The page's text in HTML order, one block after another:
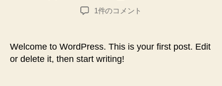
稿
Hello
1件のコメント
Welcome to WordPress. This is your first post. Edit
or delete it, then start writing!